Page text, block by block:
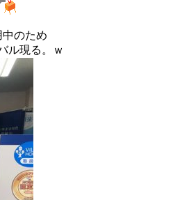
のため
ル現る。ｗ